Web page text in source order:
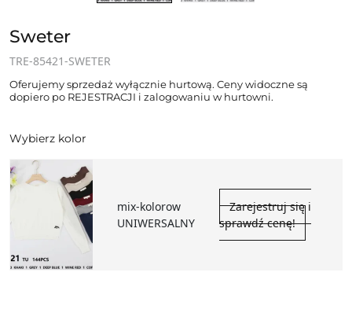
Sweter
TRE-85421-SWETER
Oferujemy sprzedaż wyłącznie hurtową. Ceny widoczne są
dopiero po REJESTRACJI i zalogowaniu w hurtowni.
Wybierz kolor
mix-kolorow
UNIWERSALNY
Zarejestruj się i
sprawdź cenę!